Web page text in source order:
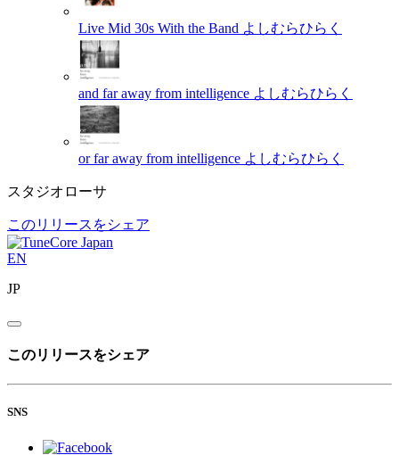
Live Mid 30s With the Band よしむらひらく
and far away from intelligence よしむらひらく
or far away from intelligence よしむらひらく
スタジオローサ
このリリースをシェア
EN
JP
このリリースをシェア
SNS